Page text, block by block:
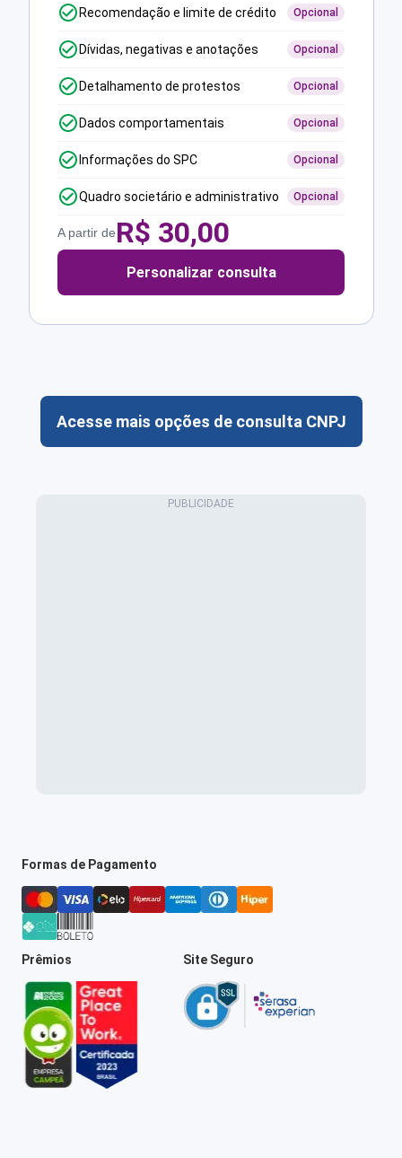
Recomendação e limite de crédito Opcional
Dívidas, negativas e anotações Opcional
Detalhamento de protestos Opcional
Dados comportamentais Opcional
Informações do SPC Opcional
Quadro societário e administrativo Opcional
A partir deR$ 30,00
Personalizar consulta
Acesse mais opções de consulta CNPJ
Formas de Pagamento
Prêmios Site Seguro